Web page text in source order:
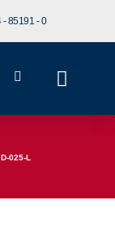
- 85191 - 0
025-L